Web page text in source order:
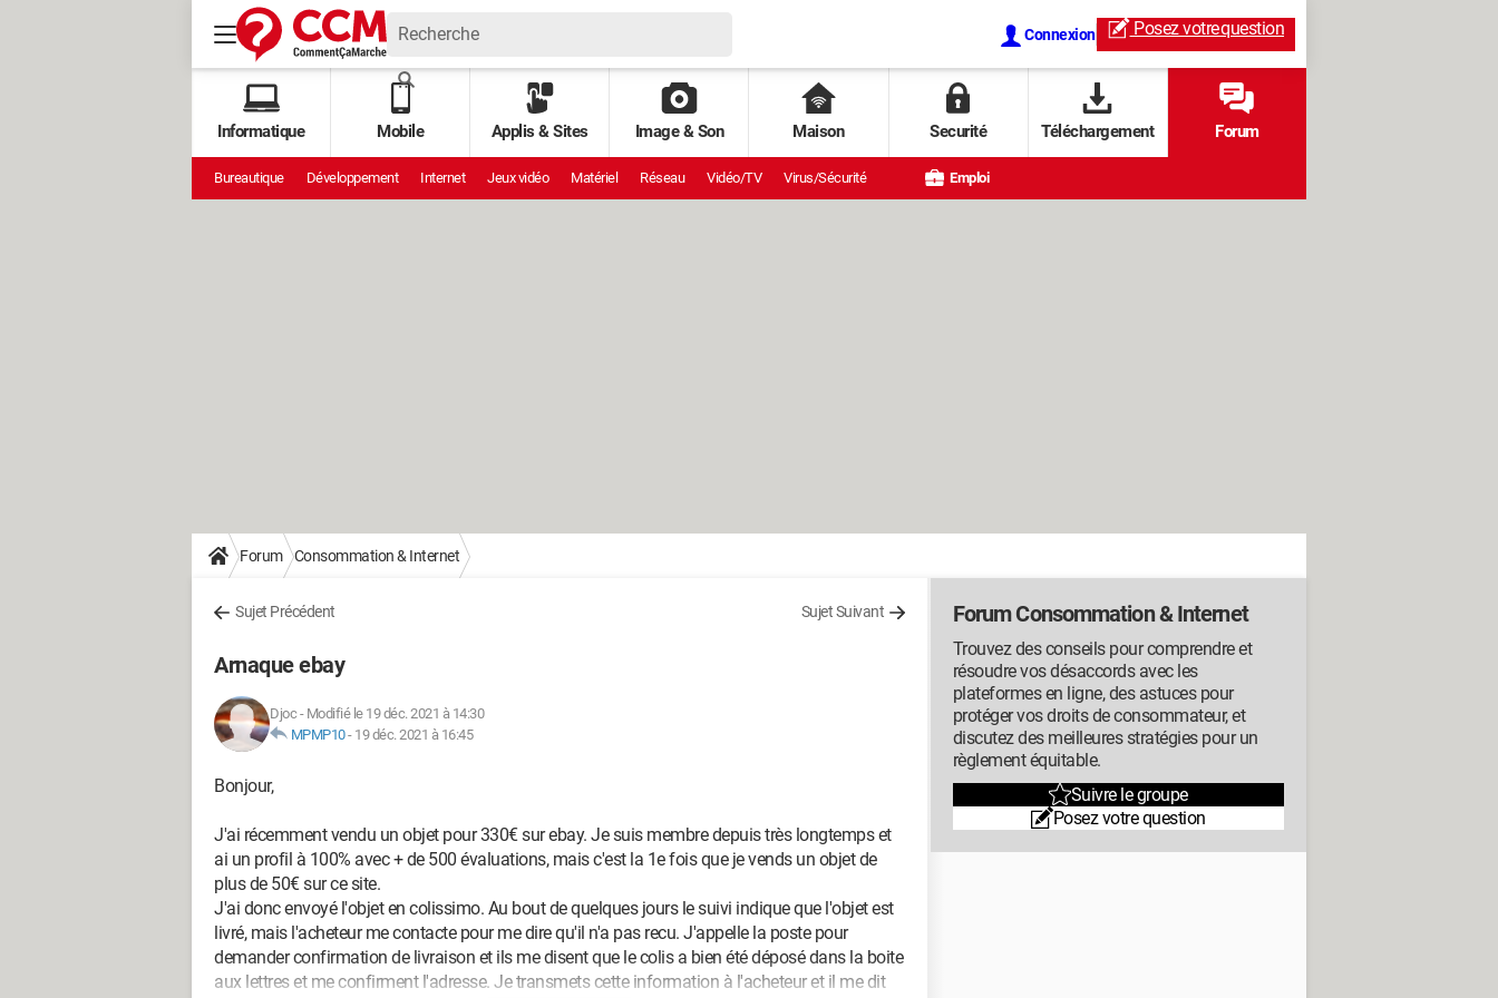
Connexion Posez votrequestion
Informatique Mobile Applis & Sites Image & Son Maison Securité Téléchargement Forum
Bureautique Développement Internet Jeux vidéo Matériel Réseau Vidéo/TV Virus/Sécurité Emploi
Forum Consommation & Internet
Sujet Précédent Sujet Suivant
Arnaque ebay
Djoc - Modifié le 19 déc. 2021 à 14:30
MPMP10- 19 déc. 2021 à 16:45
Bonjour,
J'ai récemment vendu un objet pour 330€ sur ebay. Je suis membre depuis très longtemps et
ai un profil à 100% avec + de 500 évaluations, mais c'est la 1e fois que je vends un objet de
plus de 50€ sur ce site.
J'ai donc envoyé l'objet en colissimo. Au bout de quelques jours le suivi indique que l'objet est
livré, mais l'acheteur me contacte pour me dire qu'il n'a pas recu. J'appelle la poste pour
demander confirmation de livraison et ils me disent que le colis a bien été déposé dans la boite
aux lettres et me confirment l'adresse. Je transmets cette information à l'acheteur et il me dit
Forum Consommation & Internet
Trouvez des conseils pour comprendre et
résoudre vos désaccords avec les
plateformes en ligne, des astuces pour
protéger vos droits de consommateur, et
discutez des meilleures stratégies pour un
règlement équitable.
Suivre le groupe
Posez votre question